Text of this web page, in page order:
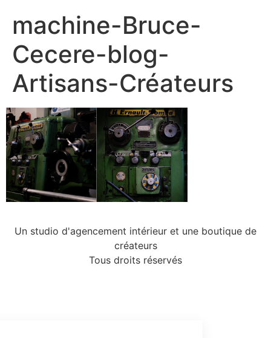
machine-Bruce-
Cecere-blog-
Artisans-Créateurs
Un studio d'agencement intérieur et une boutique de
créateurs
Tous droits réservés